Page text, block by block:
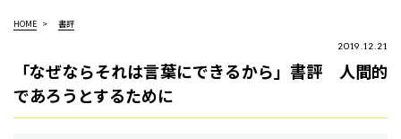
HOME 書評
2019.12.21
「なぜならそれは言葉にできるから」書評 人間的
であろうとするために